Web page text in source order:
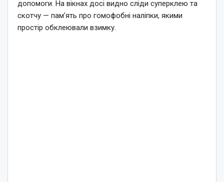
допомоги. На вікнах досі видно сліди суперклею та
скотчу — пам’ять про гомофобні наліпки, якими
простір обклеювали взимку.